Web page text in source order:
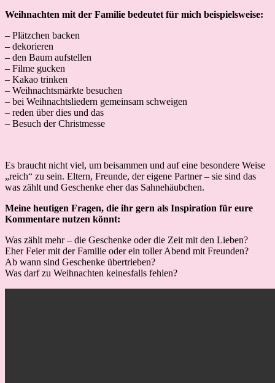
Weihnachten mit der Familie bedeutet für mich beispielsweise:
– Plätzchen backen
– dekorieren
– den Baum aufstellen
– Filme gucken
– Kakao trinken
– Weihnachtsmärkte besuchen
– bei Weihnachtsliedern gemeinsam schweigen
– reden über dies und das
– Besuch der Christmesse
Es braucht nicht viel, um beisammen und auf eine besondere Weise
„reich“ zu sein. Eltern, Freunde, der eigene Partner – sie sind das
was zählt und Geschenke eher das Sahnehäubchen.
Meine heutigen Fragen, die ihr gern als Inspiration für eure
Kommentare nutzen könnt:
Was zählt mehr – die Geschenke oder die Zeit mit den Lieben?
Eher Feier mit der Familie oder ein toller Abend mit Freunden?
Ab wann sind Geschenke übertrieben?
Was darf zu Weihnachten keinesfalls fehlen?